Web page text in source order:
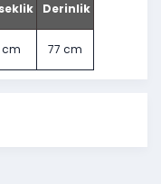
Derinlik
cm 77 cm